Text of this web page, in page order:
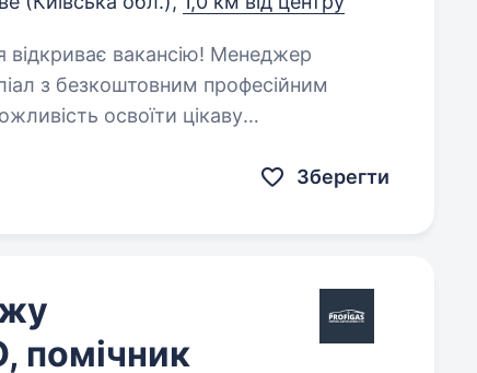
з безкоштовним професійним
освоїти цікаву
Зберегти
помічник